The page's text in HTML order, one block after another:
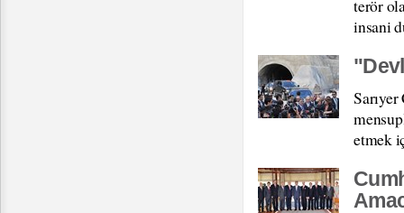
terör
insani
etmek